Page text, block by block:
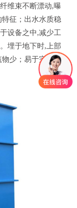
维束不断漂动,曝
征；出水水质稳
设备之中,减少工
埋于地下时,上部
少；易于完成自